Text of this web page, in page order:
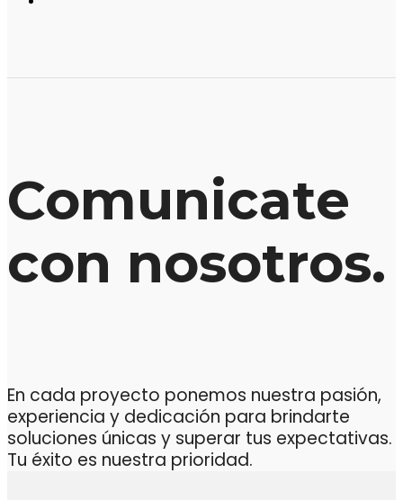
Comunicate
con nosotros.
En cada proyecto ponemos nuestra pasión,
experiencia y dedicación para brindarte
soluciones únicas y superar tus expectativas.
Tu éxito es nuestra prioridad.